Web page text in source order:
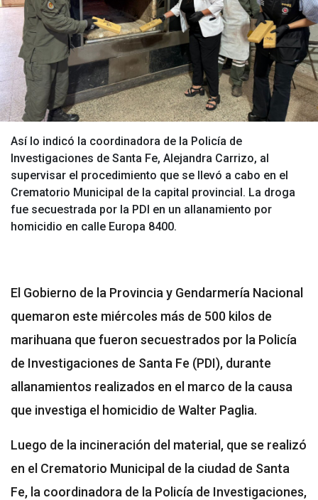
Así lo indicó la coordinadora de la Policía de
Investigaciones de Santa Fe, Alejandra Carrizo, al
supervisar el procedimiento que se llevó a cabo en el
Crematorio Municipal de la capital provincial. La droga
fue secuestrada por la PDI en un allanamiento por
homicidio en calle Europa 8400.
El Gobierno de la Provincia y Gendarmería Nacional
quemaron este miércoles más de 500 kilos de
marihuana que fueron secuestrados por la Policía
de Investigaciones de Santa Fe (PDI), durante
allanamientos realizados en el marco de la causa
que investiga el homicidio de Walter Paglia.
Luego de la incineración del material, que se realizó
en el Crematorio Municipal de la ciudad de Santa
Fe, la coordinadora de la Policía de Investigaciones,